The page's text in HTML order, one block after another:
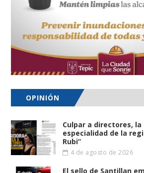
OPINIÓN
Culpar a directores, la
especialidad de la
Rubi”
4 de agosto de 2026
El sello de Santillan